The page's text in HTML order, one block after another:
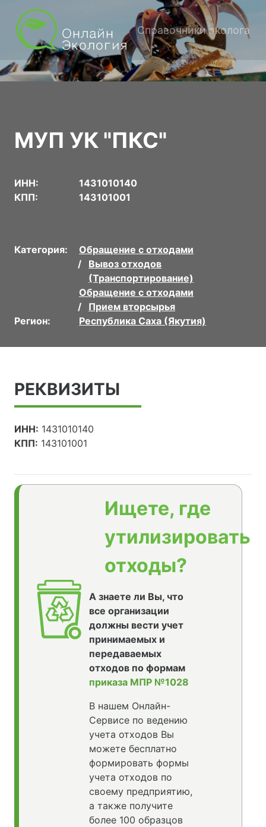
Справочники эколога
МУП УК "ПКС"
ИНН:
1431010140
КПП:
143101001
Категория:
Обращение с отходами
Вывоз отходов
(Транспортирование)
Обращение с отходами
Прием вторсырья
Регион:
Республика Саха (Якутия)
РЕКВИЗИТЫ
ИНН: 1431010140
КПП: 143101001
Ищете, где
утилизировать
отходы?
А знаете ли Вы, что
все организации
должны вести учет
принимаемых и
передаваемых
отходов по формам
приказа МПР №1028
В нашем Онлайн-
Сервисе по ведению
учета отходов Вы
можете бесплатно
формировать формы
учета отходов по
своему предприятию,
а также получите
более 100 образцов